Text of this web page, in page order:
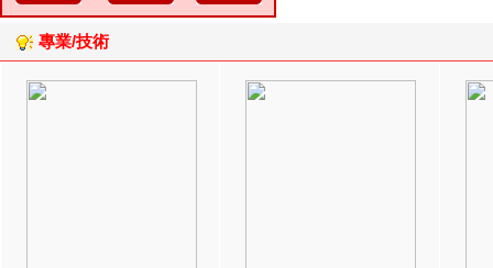
專業/技術